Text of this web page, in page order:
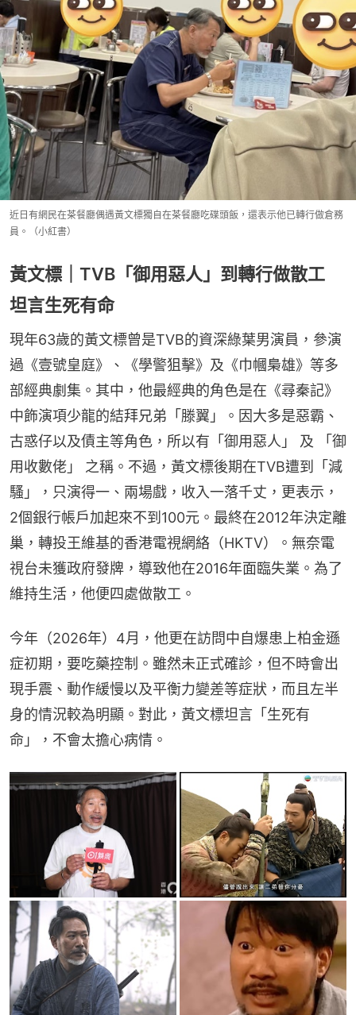
近日有網民在茶餐廳偶遇黃文標獨自在茶餐廳吃碟頭飯，還表示他已轉行做倉務
員。（小紅書）
黃文標｜TVB「御用惡人」到轉行做散工
坦言生死有命
現年63歲的黃文標曾是TVB的資深綠葉男演員，參演
過《壹號皇庭》、《學警狙擊》及《巾幗梟雄》等多
部經典劇集。其中，他最經典的角色是在《尋秦記》
中飾演項少龍的結拜兄弟「滕翼」。因大多是惡霸、
古惑仔以及債主等角色，所以有「御用惡人」 及 「御
用收數佬」 之稱。不過，黃文標後期在TVB遭到「減
騷」，只演得一、兩場戲，收入一落千丈，更表示，
2個銀行帳戶加起來不到100元。最終在2012年決定離
巢，轉投王維基的香港電視網絡（HKTV）。無奈電
視台未獲政府發牌，導致他在2016年面臨失業。為了
維持生活，他便四處做散工。
今年（2026年）4月，他更在訪問中自爆患上柏金遜
症初期，要吃藥控制。雖然未正式確診，但不時會出
現手震、動作緩慢以及平衡力變差等症狀，而且左半
身的情況較為明顯。對此，黃文標坦言「生死有
命」，不會太擔心病情。